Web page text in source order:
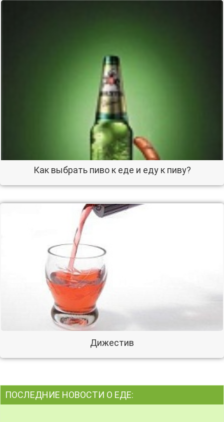
Как выбрать пиво к еде и еду к пиву?
Дижестив
ПОСЛЕДНИЕ НОВОСТИ О ЕДЕ: